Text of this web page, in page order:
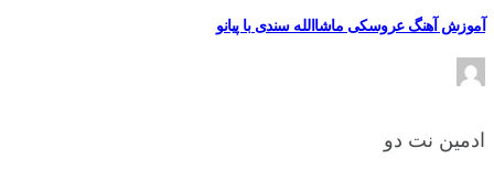
آموزش آهنگ عروسکی ماشاالله سندی با پیانو
ادمین نت دو